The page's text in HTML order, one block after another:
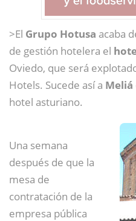
>El Grupo Hotusa acaba
de gestión hotelera el
Oviedo, que será
Hotels. Sucede así a Meliá
hotel asturiano.
Una semana
después de que la
mesa de
contratación de la
empresa pública